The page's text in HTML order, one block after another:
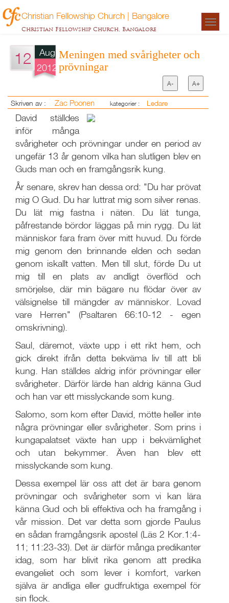
Christian Fellowship Church | Bangalore
Christian Fellowship Church, Bangalore
12
Aug
2012
Meningen med svårigheter och
prövningar
A- A+
Skriven av : Zac Poonen kategorier : Ledare
David ställdes
inför många
svårigheter och prövningar under en period av
ungefär 13 år genom vilka han slutligen blev en
Guds man och en framgångsrik kung.
År senare, skrev han dessa ord: "Du har prövat
mig O Gud. Du har luttrat mig som silver renas.
Du lät mig fastna i näten. Du lät tunga,
påfrestande bördor läggas på min rygg. Du lät
människor fara fram över mitt huvud. Du förde
mig genom den brinnande elden och sedan
genom iskallt vatten. Men till slut, förde Du ut
mig till en plats av andligt överflöd och
smörjelse, där min bägare nu flödar över av
välsignelse till mängder av människor. Lovad
vare Herren" (Psaltaren 66:10-12 - egen
omskrivning).
Saul, däremot, växte upp i ett rikt hem, och
gick direkt ifrån detta bekväma liv till att bli
kung. Han ställdes aldrig inför prövningar eller
svårigheter. Därför lärde han aldrig känna Gud
och han var ett misslyckande som kung.
Salomo, som kom efter David, mötte heller inte
några prövningar eller svårigheter. Som prins i
kungapalatset växte han upp i bekvämlighet
och utan bekymmer. Även han blev ett
misslyckande som kung.
Dessa exempel lär oss att det är bara genom
prövningar och svårigheter som vi kan lära
känna Gud och bli effektiva och ha framgång i
vår mission. Det var detta som gjorde Paulus
en sådan framgångsrik apostel (Läs 2 Kor.1:4-
11; 11:23-33). Det är därför många predikanter
idag, som har blivit rika genom att predika
evangeliet och som lever i komfort, varken
själva är andliga eller gudfruktiga exempel för
sin flock.